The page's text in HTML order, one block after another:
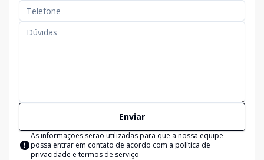
Enviar
As informações serão utilizadas para que a nossa equipe
possa entrar em contato de acordo com a política de
privacidade e termos de serviço